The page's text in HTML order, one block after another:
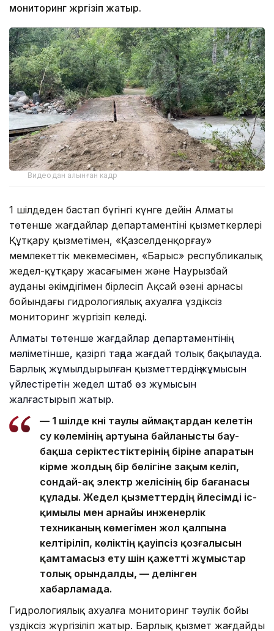
мониторинг жүргізіп жатыр.
Видеодан алынған кадр
1 шілдеден бастап бүгінгі күнге дейін Алматы
төтенше жағдайлар департаментінің қызметкерлері
Құтқару қызметімен, «Қазселденқорғау»
мемлекеттік мекемесімен, «Барыс» республикалық
жедел-құтқару жасағымен және Наурызбай
ауданы әкімдігімен бірлесіп Ақсай өзені арнасы
бойындағы гидрологиялық ахуалға үздіксіз
мониторинг жүргізіп келеді.
Алматы төтенше жағдайлар департаментінің
мәліметінше, қазіргі таңда жағдай толық бақылауда.
Барлық жұмылдырылған қызметтердің жұмысын
үйлестіретін жедел штаб өз жұмысын
жалғастырып жатыр.
— 1 шілде күні таулы аймақтардан келетін
су көлемінің артуына байланысты бау-
бақша серіктестіктерінің біріне апаратын
кірме жолдың бір бөлігіне зақым келіп,
сондай-ақ электр желісінің бір бағанасы
құлады. Жедел қызметтердің үйлесімді іс-
қимылы мен арнайы инженерлік
техниканың көмегімен жол қалпына
келтіріліп, көліктің қауіпсіз қозғалысын
қамтамасыз ету үшін қажетті жұмыстар
толық орындалды, — делінген
хабарламада.
Гидрологиялық ахуалға мониторинг тәулік бойы
үздіксіз жүргізіліп жатыр. Барлық қызмет жағдайдың